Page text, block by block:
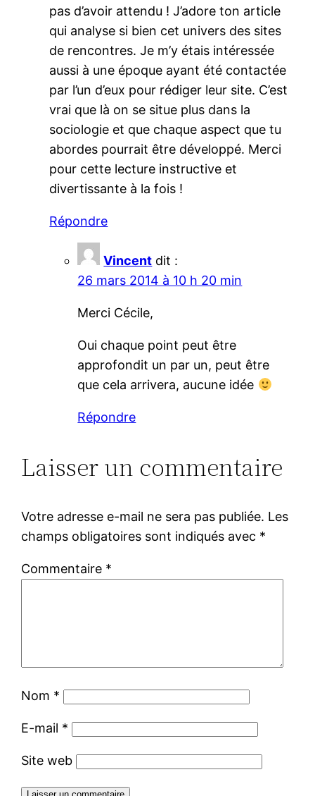
pas d’avoir attendu ! J’adore ton article
qui analyse si bien cet univers des sites
de rencontres. Je m’y étais intéressée
aussi à une époque ayant été contactée
par l’un d’eux pour rédiger leur site. C’est
vrai que là on se situe plus dans la
sociologie et que chaque aspect que tu
abordes pourrait être développé. Merci
pour cette lecture instructive et
divertissante à la fois !
Répondre
Vincent dit :
26 mars 2014 à 10 h 20 min
Merci Cécile,
Oui chaque point peut être
approfondit un par un, peut être
que cela arrivera, aucune idée
Répondre
Laisser un commentaire
Votre adresse e-mail ne sera pas publiée. Les
champs obligatoires sont indiqués avec *
Commentaire *
Nom *
E-mail *
Site web